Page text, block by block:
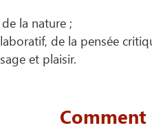
la nature ;
de la pensée
et plaisir.
Comment